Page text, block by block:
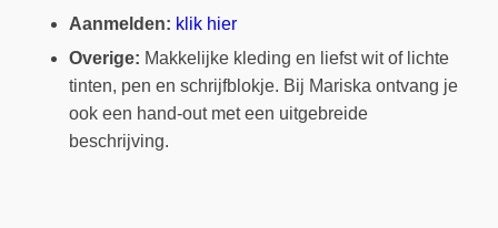
Aanmelden: klik hier
Overige: Makkelijke kleding en liefst wit of lichte
tinten, pen en schrijfblokje. Bij Mariska ontvang je
ook een hand-out met een uitgebreide
beschrijving.